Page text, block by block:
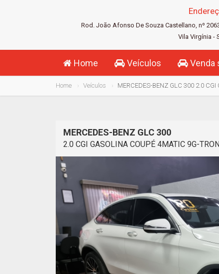
Rod. João Afonso De Souza Castellano, nº
Vila Virgínia -
Home Veículos Venda
Home Veículos MERCEDES-BENZ GLC 300 2.0
MERCEDES-BENZ GLC 300
2.0 CGI GASOLINA COUPÉ 4MATIC 9G-